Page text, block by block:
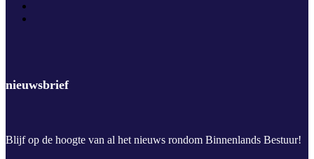
nieuwsbrief
Blijf op de hoogte van al het nieuws rondom Binnenlands Bestuur!